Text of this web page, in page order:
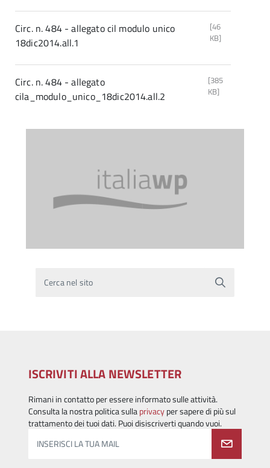
Circ. n. 484 - allegato cil modulo unico
18dic2014.all.1
[46
KB]
Circ. n. 484 - allegato
cila_modulo_unico_18dic2014.all.2
[385
KB]
Cerca nel sito
ISCRIVITI ALLA NEWSLETTER
Rimani in contatto per essere informato sulle attività.
Consulta la nostra politica sullaprivacyper sapere di più sul
trattamento dei tuoi dati. Puoi disiscriverti quando vuoi.
INSERISCI LA TUA MAIL